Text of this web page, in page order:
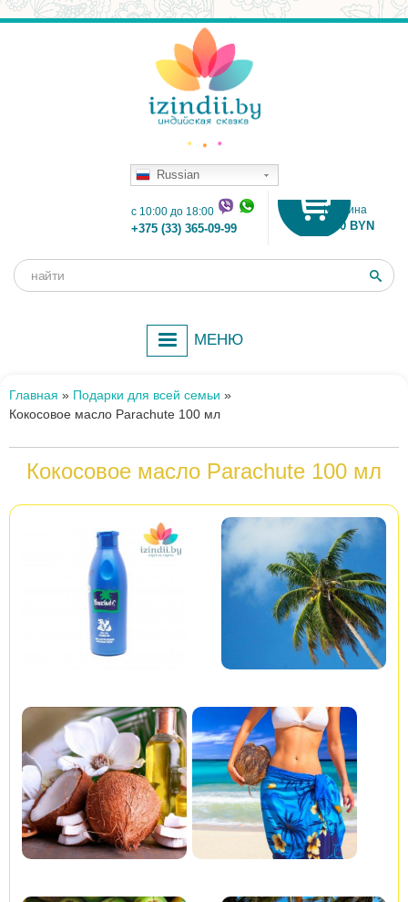
Russian
Корзина
0.00 BYN
c 10:00 до 18:00
+375 (33) 365-09-99
Форма
Поиск
МЕНЮ
Вы
здесь
Главная » Подарки для всей семьи »
Кокосовое масло Parachute 100 мл
Кокосовое масло Parachute 100 мл